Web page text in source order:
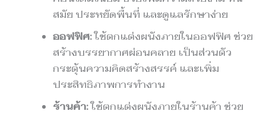
สมัย ประหยัดพื้นที่ และดูแลรักษาง่าย
ออฟฟิศ:ใช้ตกแต่งผนังภายในออฟฟิศ ช่วย
สร้างบรรยากาศผ่อนคลาย เป็นส่วนตัว
กระตุ้นความคิดสร้างสรรค์ และเพิ่ม
ประสิทธิภาพการทำงาน
ร้านค้า:ใช้ตกแต่งผนังภายในร้านค้า ช่วย